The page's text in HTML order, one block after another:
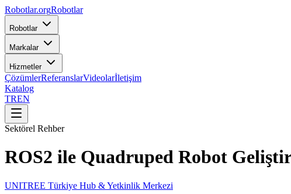
Robotlar.orgRobotlar
Robotlar
Markalar
Hizmetler
ÇözümlerReferanslarVideolarİletişim
Katalog
TREN
Sektörel Rehber
ROS2 ile Quadruped Robot
UNITREE Türkiye Hub & Yetkinlik Merkezi